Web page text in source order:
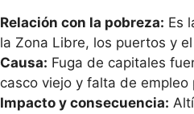
Relación con la pobreza: Es
la Zona Libre, los puertos y
Causa: Fuga de capitales
casco viejo y falta de
Impacto y consecuencia: